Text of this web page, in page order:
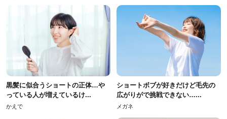
黒髪に似合うショートの正体…や
っている人が増えているけ...
かえで
ショートボブが好きだけど毛先の
広がりがで挑戦できない…...
メガネ